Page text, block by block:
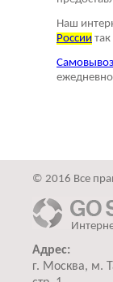
Наш
России
ежедневно
© 2016 Все
Адрес:
г. Москва, м.